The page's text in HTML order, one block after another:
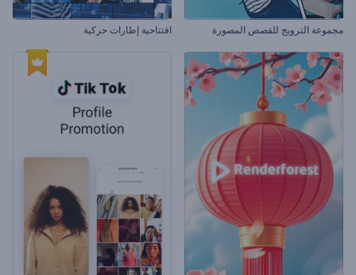
مجموعة الترويج للقصص المصورة افتتاحية إطارات حركية